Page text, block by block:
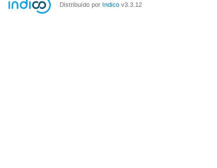
Distribuído por Indico v3.3.12